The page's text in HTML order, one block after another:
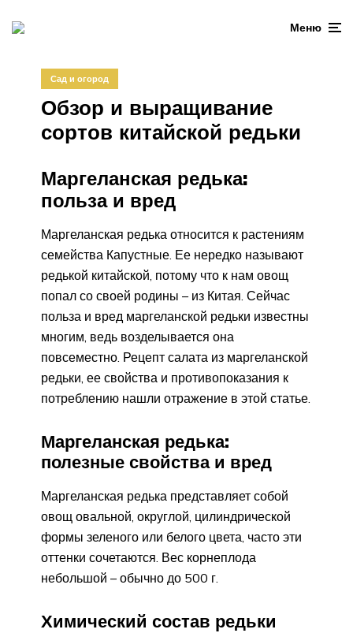
Меню
Сад и огород
Обзор и выращивание
сортов китайской редьки
Маргеланская редька:
польза и вред
Маргеланская редька относится к растениям
семейства Капустные. Ее нередко называют
редькой китайской, потому что к нам овощ
попал со своей родины – из Китая. Сейчас
польза и вред маргеланской редьки известны
многим, ведь возделывается она
повсеместно. Рецепт салата из маргеланской
редьки, ее свойства и противопоказания к
потреблению нашли отражение в этой статье.
Маргеланская редька:
полезные свойства и вред
Маргеланская редька представляет собой
овощ овальной, округлой, цилиндрической
формы зеленого или белого цвета, часто эти
оттенки сочетаются. Вес корнеплода
небольшой – обычно до 500 г.
Химический состав редьки